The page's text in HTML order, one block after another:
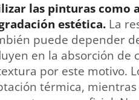
las pinturas como
estética. La
puede depender
en la absorción de
por este motivo.
térmica,